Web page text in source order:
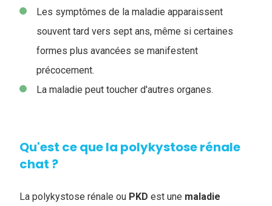
Les symptômes de la maladie apparaissent
souvent tard vers sept ans, même si certaines
formes plus avancées se manifestent
précocement.
La maladie peut toucher d'autres organes.
Qu'est ce que la polykystose rénale
chat ?
La polykystose rénale ou PKD est une maladie